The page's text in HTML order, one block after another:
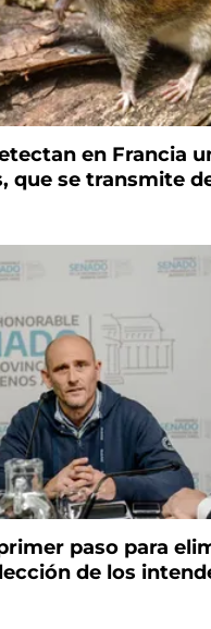
en Francia
que se transmite
paso para
de los